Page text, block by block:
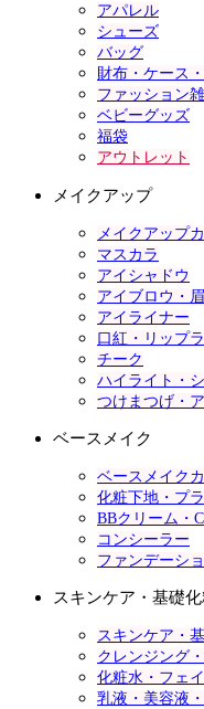
アパレル
シューズ
バッグ
財布・ケース
ファッション
ベビーグッズ
福袋
アウトレット
メイクアップ
メイクアップ
マスカラ
アイシャドウ
アイブロウ・
アイライナー
口紅・リップ
チーク
ハイライト・
つけまつげ・
ベースメイク
ベースメイク
化粧下地・プ
BBクリーム・
コンシーラー
ファンデーシ
スキンケア・基礎
スキンケア・
クレンジング
化粧水・フェ
乳液・美容液